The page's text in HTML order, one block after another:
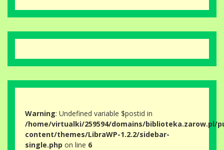
Warning: Undefined variable $postid in
/home/virtualki/259594/domains/biblioteka.zarow.pl/
content/themes/LibraWP-1.2.2/sidebar-
single.php on line 6